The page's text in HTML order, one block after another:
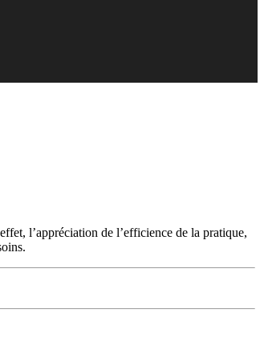
l’appréciation de l’efficience de la pratique,